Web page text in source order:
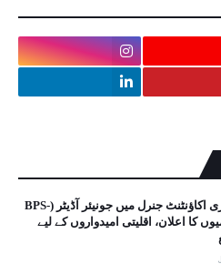
آفس آف دی ملٹری اکاؤنٹنٹ جنرل میں جونیئر آڈیٹر (BPS-
274 آسامیوں کا اعلان، اقلیتی امیدواروں کے لیے